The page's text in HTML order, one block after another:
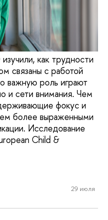
как трудности
связаны с работой
важную роль играют
и сети внимания. Чем
фокус и
более выраженными
Исследование
Child &
29 июля